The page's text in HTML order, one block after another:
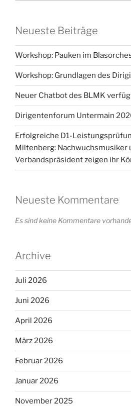
Neueste Beiträge
Workshop: Pauken im
Workshop: Grundlagen des
Neuer Chatbot des BLMK
Dirigentenforum Untermain
Erfolgreiche D1-
Miltenberg: Nachwuchsmusiker
Verbandspräsident zeigen ihr
Neueste Kommentare
Es sind keine Kommentare
Archive
Juli 2026
Juni 2026
April 2026
März 2026
Februar 2026
Januar 2026
November 2025